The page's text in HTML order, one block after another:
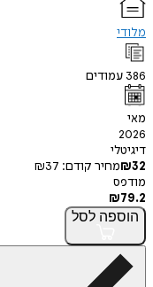
מלודי
386 עמודים
מאי
2026
דיגיטלי
₪32 מחיר קודם: ₪37
מודפס
₪79.2
הוספה לסל